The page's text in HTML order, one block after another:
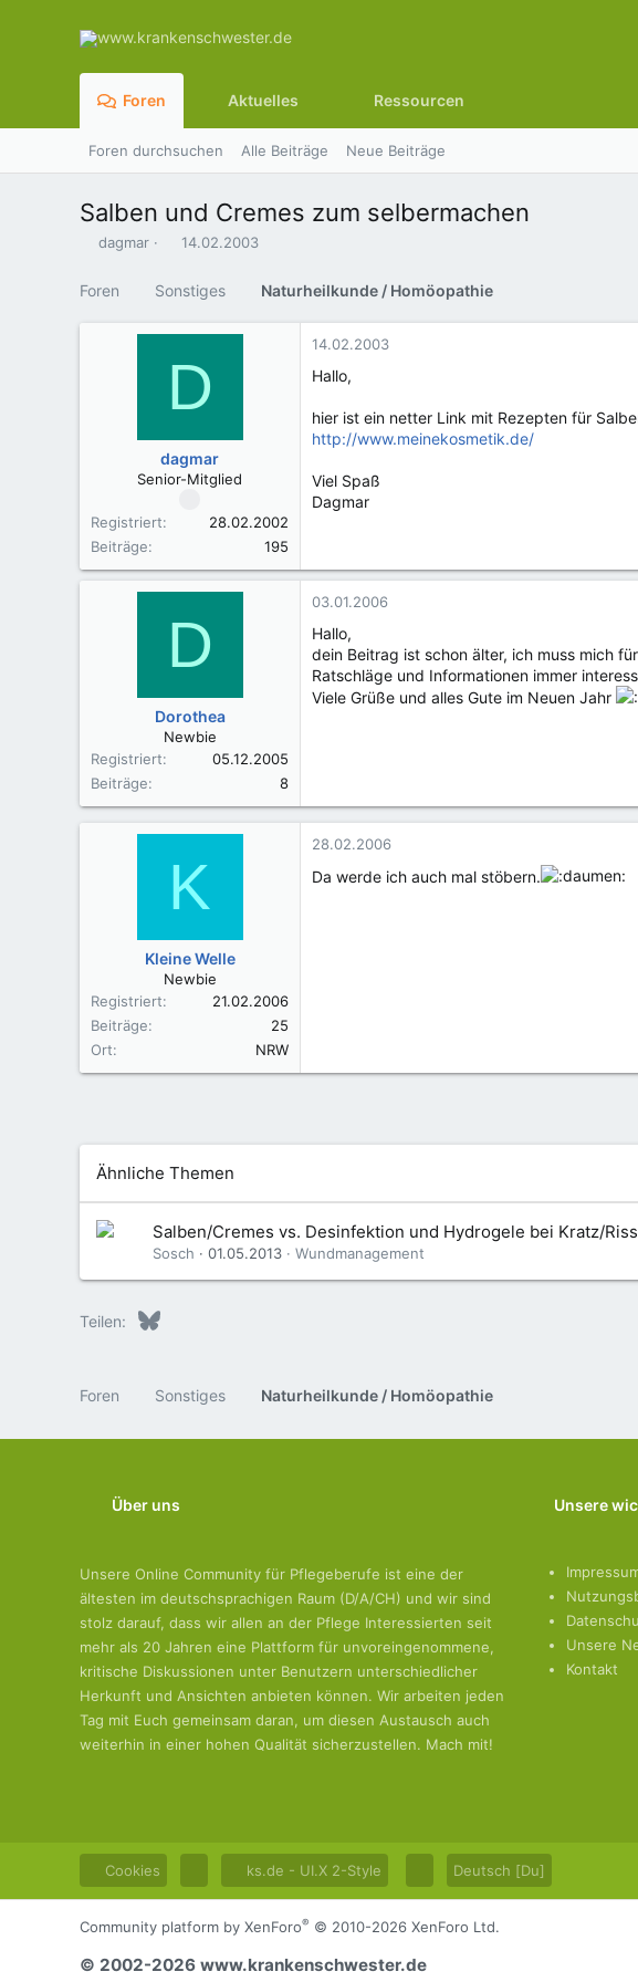
Foren Aktuelles Ressourcen
Foren durchsuchen Alle Beiträge Neue Beiträge
Salben und Cremes zum selbermachen
E
t
e
dagmar
E
t
e
a
14.02.2003
Foren Sonstiges Naturheilkunde / Homöopathie
D
dagmar
Senior-Mitglied
Registriert
28.02.2002
Beiträge
195
14.02.2003
Hallo,
hier ist ein netter Link mit Rezepten für
http://www.meinekosmetik.de/
Viel Spaß
Dagmar
D
Dorothea
Newbie
Registriert
05.12.2005
Beiträge
8
03.01.2006
Hallo,
dein Beitrag ist schon älter, ich muss mich
Ratschläge und Informationen immer
Viele Grüße und alles Gute im Neuen Jahr
K
Kleine Welle
Newbie
Registriert
21.02.2006
Beiträge
25
Ort
NRW
28.02.2006
Da werde ich auch mal stöbern.
Ähnliche Themen
Salben/Cremes vs. Desinfektion und Hydrogele bei Kratz/
Sosch 01.05.2013 Wundmanagement
Teilen: Bluesky
Foren Sonstiges Naturheilkunde / Homöopathie
Über uns
Unsere Online Community für Pflegeberufe ist eine der
ältesten im deutschsprachigen Raum (D/A/CH) und wir sind
stolz darauf, dass wir allen an der Pflege Interessierten seit
mehr als 20 Jahren eine Plattform für unvoreingenommene,
kritische Diskussionen unter Benutzern unterschiedlicher
Herkunft und Ansichten anbieten können. Wir arbeiten jeden
Tag mit Euch gemeinsam daran, um diesen Austausch auch
weiterhin in einer hohen Qualität sicherzustellen. Mach mit!
Unsere
Unsere
Kontakt
Cookies ks.de - UI.X 2-Style Deutsch [Du]
Community platform by XenForo® © 2010-2026 XenForo Ltd.
© 2002-2026 www.krankenschwester.de